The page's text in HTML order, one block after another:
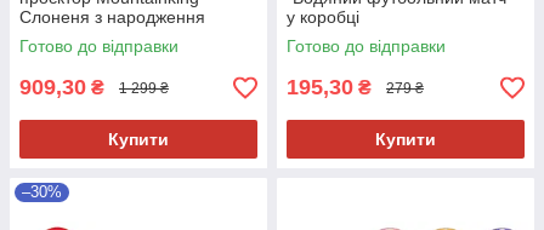
Слоненя з народження
Готово до відправки
909,30 ₴ 1 299 ₴
Купити
у коробці
Готово до відправки
195,30 ₴ 279 ₴
Купити
–30%